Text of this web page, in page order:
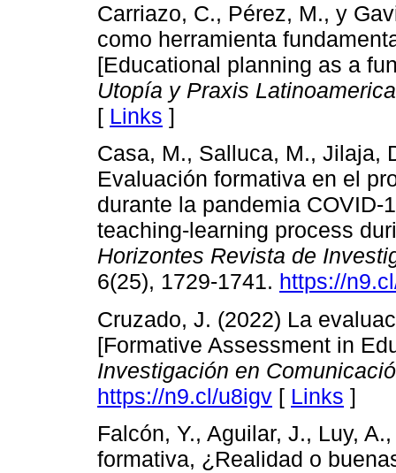
Carriazo, C., Pérez, M., y
como herramienta
[Educational planning as a
Utopía y Praxis
[ Links ]
Casa, M., Salluca, M., Jilaja,
Evaluación formativa en el
durante la pandemia
teaching-learning process
Horizontes Revista de
6(25), 1729-1741. https://
Cruzado, J. (2022) La
[Formative Assessment in
Investigación en
https://n9.cl/u8igv [ Links ]
Falcón, Y., Aguilar, J., Luy,
formativa, ¿Realidad o